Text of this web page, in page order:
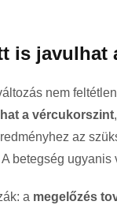
is javulhat
nem
a vércukorszint
az
A betegség
a megelőzés